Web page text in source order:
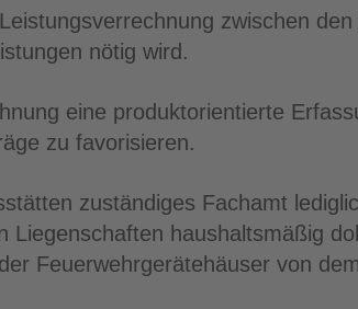
zwischen
nötig wird.
eine produktorientierte
zu favorisieren.
zuständiges Fachamt
Liegenschaften haushaltsmäßig
Feuerwehrgerätehäuser von